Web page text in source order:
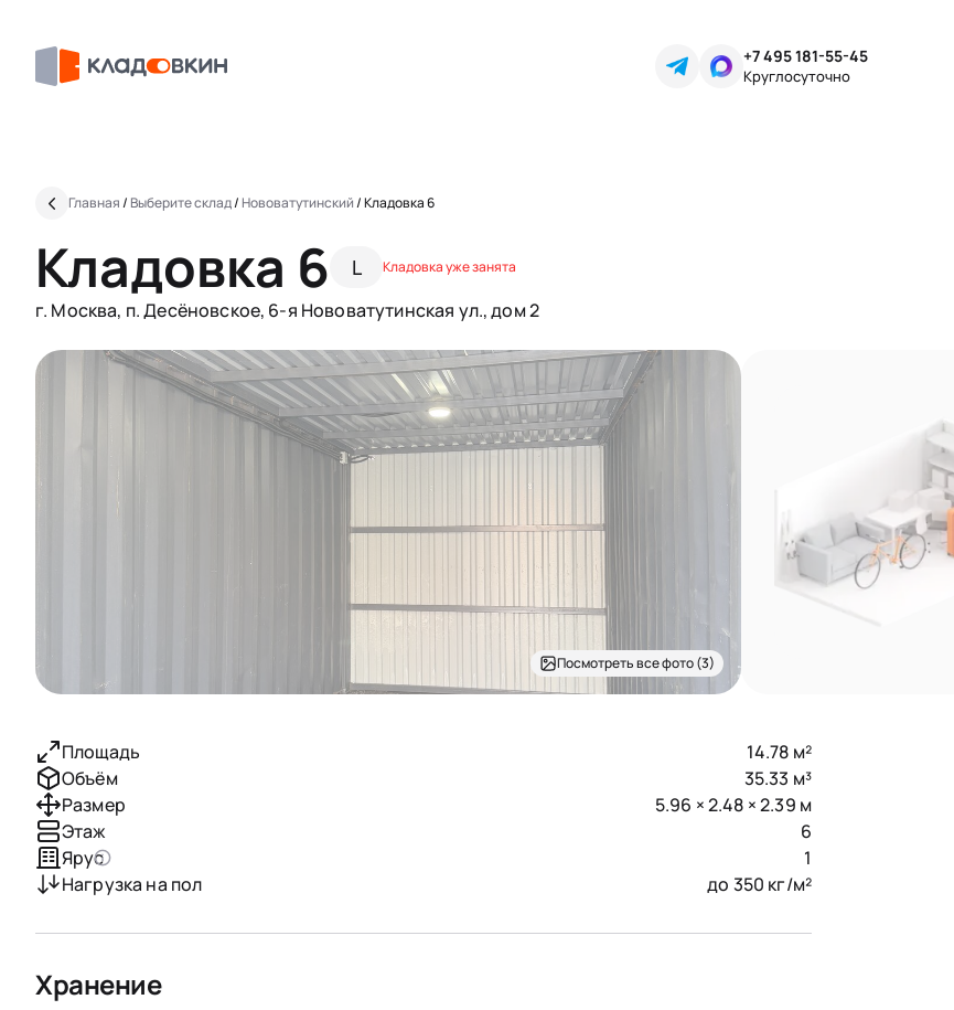
+7 495 181-55-45
Круглосуточно
Главная/ Выберите склад/ Нововатутинский/Кладовка 6
Кладовка 6 L Кладовка уже занята
г. Москва, п. Десёновское, 6-я Нововатутинская ул., дом 2
Посмотреть все фото (3)
Площадь
14.78 м²
Объём
35.33 м³
Размер
5.96 × 2.48 × 2.39 м
Этаж
6
Ярус
1
Нагрузка на пол
до 350 кг/м²
Хранение